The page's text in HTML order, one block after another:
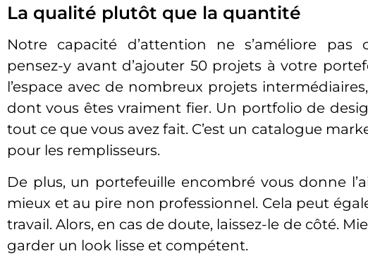
La qualité plutôt que la quantité
Notre capacité d’attention ne s’améliore pas
pensez-y avant d’ajouter 50 projets à votre
l’espace avec de nombreux projets
dont vous êtes vraiment fier. Un portfolio de
tout ce que vous avez fait. C’est un catalogue
pour les remplisseurs.
De plus, un portefeuille encombré vous donne
mieux et au pire non professionnel. Cela peut
travail. Alors, en cas de doute, laissez-le de côté.
garder un look lisse et compétent.